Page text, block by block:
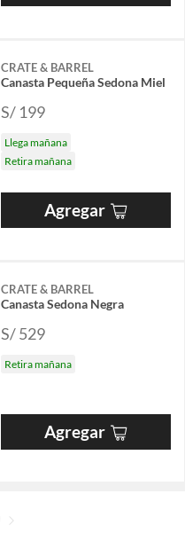
CRATE & BARREL
Canasta Pequeña Sedona Miel
S/ 199
Llega mañana
Retira mañana
Agregar
CRATE & BARREL
Canasta Sedona Negra
S/ 529
Retira mañana
Agregar